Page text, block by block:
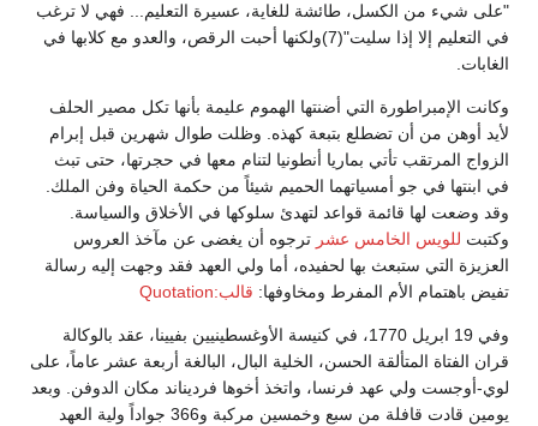
"على شيء من الكسل، طائشة للغاية، عسيرة التعليم... فهي لا ترغب
في التعليم إلا إذا سليت"(7)ولكنها أحبت الرقص، والعدو مع كلابها في
الغابات.
وكانت الإمبراطورة التي أضنتها الهموم عليمة بأنها تكل مصير الحلف
لأيد أوهن من أن تضطلع بتبعة كهذه. وظلت طوال شهرين قبل إبرام
الزواج المرتقب تأتي بماريا أنطونيا لتنام معها في حجرتها، حتى تبث
في ابنتها في جو أمسياتهما الحميم شيئاً من حكمة الحياة وفن الملك.
وقد وضعت لها قائمة قواعد لتهدئ سلوكها في الأخلاق والسياسة.
وكتبت للويس الخامس عشر ترجوه أن يغضى عن مآخذ العروس
العزيزة التي ستبعث بها لحفيده، أما ولي العهد فقد وجهت إليه رسالة
تفيض باهتمام الأم المفرط ومخاوفها: قالب:Quotation
وفي 19 ابريل 1770، في كنيسة الأوغسطينيين بفيينا، عقد بالوكالة
قران الفتاة المتألقة الحسن، الخلية البال، البالغة أربعة عشر عاماً، على
لوي-أوجست ولي عهد فرنسا، واتخذ أخوها فرديناند مكان الدوفن. وبعد
يومين قادت قافلة من سبع وخمسين مركبة و366 جواداً ولية العهد